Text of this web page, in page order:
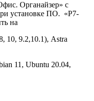
Органайзер» с
установке ПО. «Р7-
на
10, 9.2,10.1), Astra
11, Ubuntu 20.04,